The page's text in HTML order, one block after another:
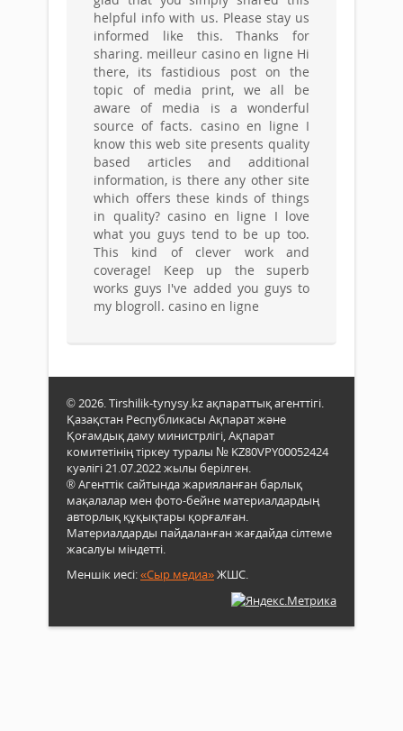
helpful info with us. Please stay us
informed like this. Thanks for
sharing. meilleur casino en ligne Hi
there, its fastidious post on the
topic of media print, we all be
aware of media is a wonderful
source of facts. casino en ligne I
know this web site presents quality
based articles and additional
information, is there any other site
which offers these kinds of things
in quality? casino en ligne I love
what you guys tend to be up too.
This kind of clever work and
coverage! Keep up the superb
works guys I've added you guys to
my blogroll. casino en ligne
© 2026. Tirshilik-tynysy.kz ақпараттық агенттігі.
Қазақстан Республикасы Ақпарат және
Қоғамдық даму министрлігі, Ақпарат
комитетінің тіркеу туралы № KZ80VPY00052424
куәлігі 21.07.2022 жылы берілген.
® Агенттік сайтында жарияланған барлық
мақалалар мен фото-бейне материалдардың
авторлық құқықтары қорғалған.
Материалдарды пайдаланған жағдайда сілтеме
жасалуы міндетті.
Меншік иесі:«Сыр медиа»ЖШС.